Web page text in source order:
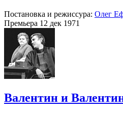
Постановка и режиссура: Олег
Премьера 12 дек 1971
Валентин и